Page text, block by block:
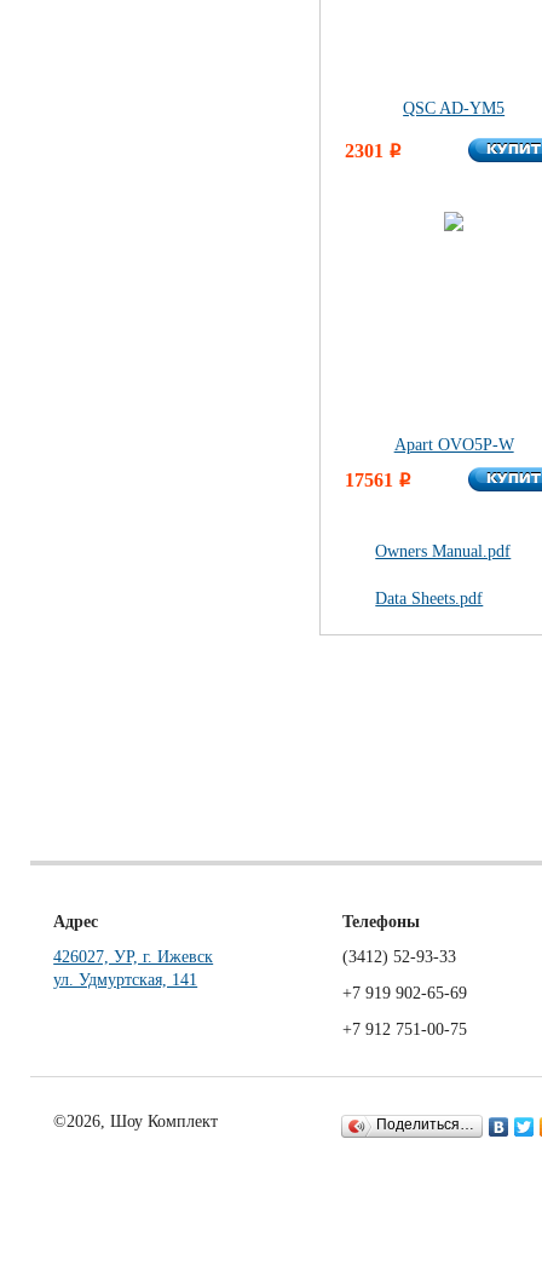
QSC AD-YM5
2301 i
Apart OVO5P-W
17561 i
Owners Manual.pdf
Data Sheets.pdf
Адрес
426027, УР, г. Ижевск
ул. Удмуртская, 141
Телефоны
(3412) 52-93-33
+7 919 902-65-69
+7 912 751-00-75
©2026, Шоу Комплект Поделиться…